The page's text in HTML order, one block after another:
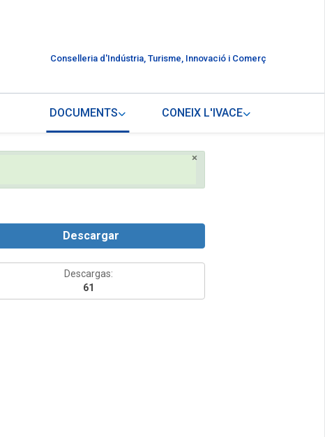
Conselleria d'Indústria, Turisme, Innovació i Comerç
DOCUMENTS CONEIX L'IVACE
×
Descargar
Descargas:
61